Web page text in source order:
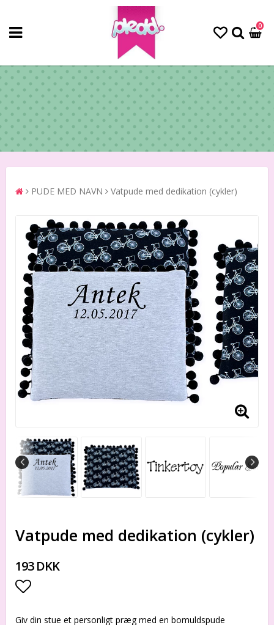
0
PUDE MED NAVN Vatpude med dedikation (cykler)
Vatpude med dedikation (cykler)
193 DKK
Add to list of favorites
Giv din stue et personligt præg med en bomuldspude